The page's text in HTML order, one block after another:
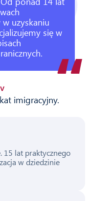
uzyskaniu
się w
imigracyjny.
15 lat praktycznego
w dziedzinie